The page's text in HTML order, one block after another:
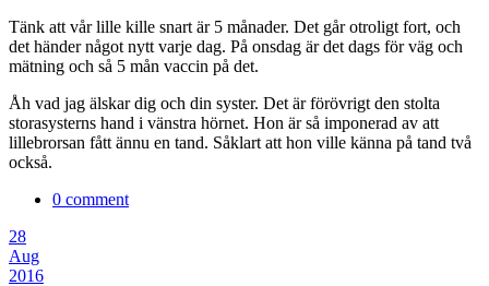
Tänk att vår lille kille snart är 5 månader. Det går otroligt fort, och
det händer något nytt varje dag. På onsdag är det dags för väg och
mätning och så 5 mån vaccin på det.
Åh vad jag älskar dig och din syster. Det är förövrigt den stolta
storasysterns hand i vänstra hörnet. Hon är så imponerad av att
lillebrorsan fått ännu en tand. Såklart att hon ville känna på tand två
också.
0 comment
28
Aug
2016